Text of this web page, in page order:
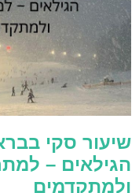
שיעור סקי
הגילאים –
ולמתקדמים